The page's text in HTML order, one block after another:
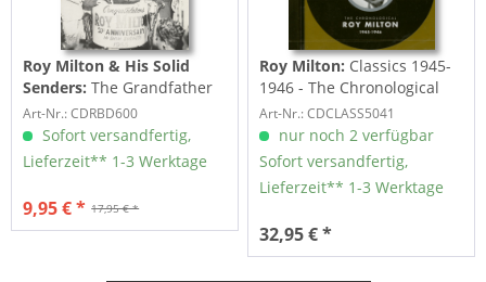
Roy Milton & His Solid
Senders:The Grandfather
Of R&B (LP)
Art-Nr.: CDRBD600
Sofort versandfertig,
Lieferzeit** 1-3 Werktage
17,95 € *
9,95 € *
Roy Milton: Classics 1945-
1946 - The Chronological
(CD)
Art-Nr.: CDCLASS5041
nur noch 2 verfügbar
Sofort versandfertig,
Lieferzeit** 1-3 Werktage
32,95 € *